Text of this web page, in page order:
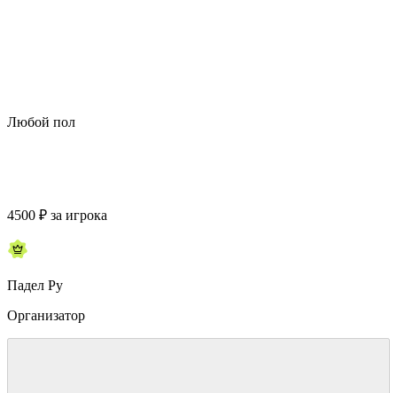
Любой пол
4500 ₽ за игрока
Падел Ру
Организатор